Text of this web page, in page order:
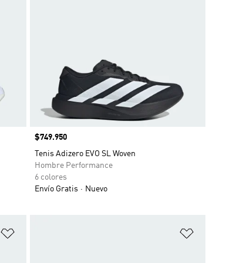
Precio
$749.950
Tenis Adizero EVO SL Woven
Hombre Performance
6 colores
Envío Gratis
Nuevo